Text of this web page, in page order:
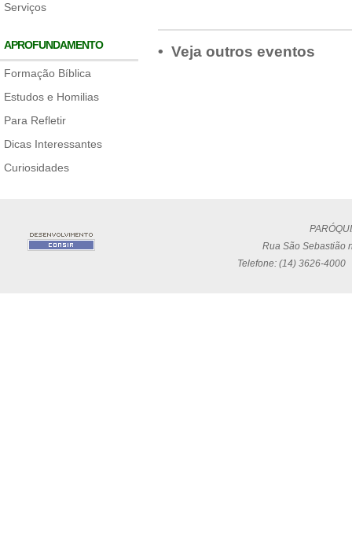
Serviços
APROFUNDAMENTO
Formação Bíblica
Estudos e Homilias
Para Refletir
Dicas Interessantes
Curiosidades
• Veja outros eventos
Rua São Sebastião
Telefone: (14) 3626-